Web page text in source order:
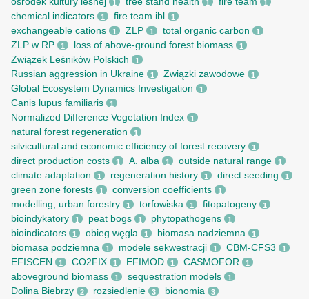
1 1 1
chemical indicators 1 fire team ibl 1
exchangeable cations 1 ZLP 1 total organic carbon 1
ZLP w RP 1 loss of above-ground forest biomass 1
Związek Leśników Polskich 1
Russian aggression in Ukraine 1 Związki zawodowe 1
Global Ecosystem Dynamics Investigation 1
Canis lupus familiaris 1
Normalized Difference Vegetation Index 1
natural forest regeneration 1
silvicultural and economic efficiency of forest recovery 1
direct production costs 1 A. alba 1 outside natural range 1
climate adaptation 1 regeneration history 1 direct seeding 1
green zone forests 1 conversion coefficients 1
modelling; urban forestry 1 torfowiska 1 fitopatogeny 1
bioindykatory 1 peat bogs 1 phytopathogens 1
bioindicators 1 obieg węgla 1 biomasa nadziemna 1
biomasa podziemna 1 modele sekwestracji 1 CBM-CFS3 1
EFISCEN 1 CO2FIX 1 EFIMOD 1 CASMOFOR 1
aboveground biomass 1 sequestration models 1
Dolina Biebrzy 2 rozsiedlenie 3 bionomia 3